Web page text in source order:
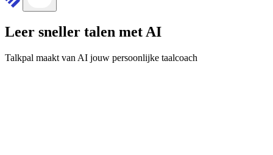
Leer sneller talen met AI
Talkpal maakt van AI jouw persoonlijke taalcoach